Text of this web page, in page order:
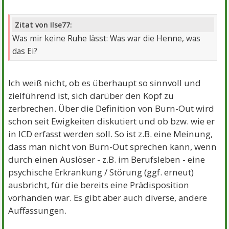
Zitat von Ilse77:
Was mir keine Ruhe lässt: Was war die Henne, was
das Ei?
Ich weiß nicht, ob es überhaupt so sinnvoll und
zielführend ist, sich darüber den Kopf zu
zerbrechen. Über die Definition von Burn-Out wird
schon seit Ewigkeiten diskutiert und ob bzw. wie er
in ICD erfasst werden soll. So ist z.B. eine Meinung,
dass man nicht von Burn-Out sprechen kann, wenn
durch einen Auslöser - z.B. im Berufsleben - eine
psychische Erkrankung / Störung (ggf. erneut)
ausbricht, für die bereits eine Prädisposition
vorhanden war. Es gibt aber auch diverse, andere
Auffassungen.